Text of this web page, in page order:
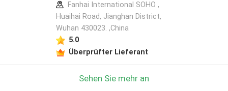
Fanhai International SOHO ,
Huaihai Road, Jianghan District,
Wuhan 430023. ,China
5.0
Überprüfter Lieferant
Sehen Sie mehr an